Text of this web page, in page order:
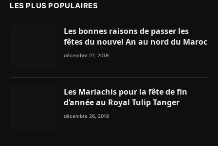
LES PLUS POPULAIRES
Les bonnes raisons de passer les
fêtes du nouvel An au nord du Maroc
décembre 27, 2019
Les Mariachis pour la fête de fin
d’année au Royal Tulip Tanger
décembre 26, 2018